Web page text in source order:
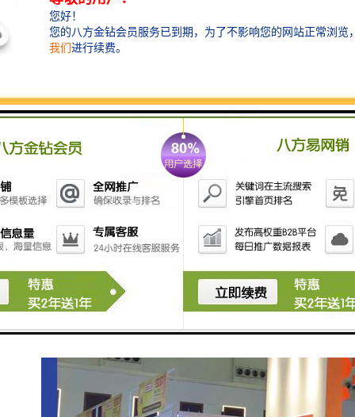
马来西亚是东南亚国/家联盟（东盟ASEAN）的创始成
马来西亚为自己构建了一个广泛的自由贸易协定网络，